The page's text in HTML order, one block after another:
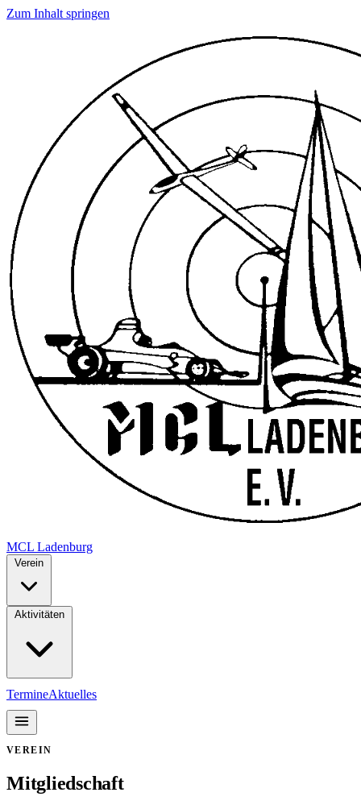
Zum Inhalt springen
MCL Ladenburg
TermineAktuelles
VEREIN
Mitgliedschaft